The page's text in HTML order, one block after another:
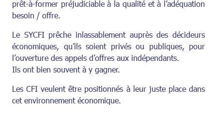
prêt-à-former préjudiciable à la qualité et à l’adéquation
besoin / offre.
Le SYCFI prêche inlassablement auprès des décideurs
économiques, qu’ils soient privés ou publiques, pour
l’ouverture des appels d’offres aux indépendants.
Ils ont bien souvent à y gagner.
Les CFI veulent être positionnés à leur juste place dans
cet environnement économique.